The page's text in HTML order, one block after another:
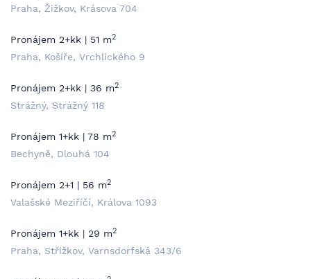
Praha, Žižkov, Krásova 704
Pronájem 2+kk | 51 m2
Praha, Košíře, Vrchlického 9
Pronájem 2+kk | 36 m2
Strážný, Strážný 118
Pronájem 1+kk | 78 m2
Bechyně, Dlouhá 104
Pronájem 2+1 | 56 m2
Valašské Meziříčí, Králova 1093
Pronájem 1+kk | 29 m2
Praha, Střížkov, Varnsdorfská 343/6